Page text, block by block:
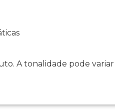
A tonalidade pode